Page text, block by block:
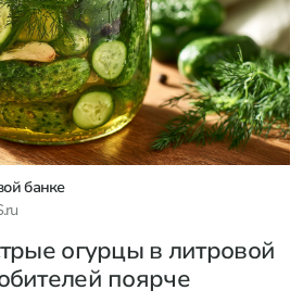
банке
огурцы в литровой
поярче